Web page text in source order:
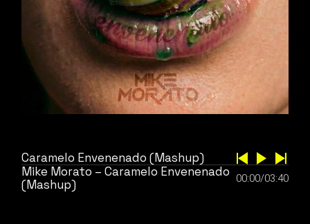
Caramelo Envenenado (Mashup)
Mike Morato – Caramelo Envenenado
(Mashup)
00:00/03:40